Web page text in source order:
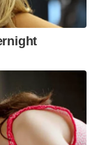
ने 22 अंकों के
16 अंकों के
नो-फाउल कॉल
को बाहर